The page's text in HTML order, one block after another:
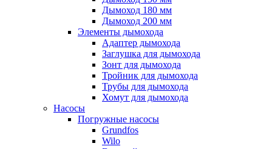
Дымоход 180 мм
Дымоход 200 мм
Элементы дымохода
Адаптер дымохода
Заглушка для дымохода
Зонт для дымохода
Тройник для дымохода
Трубы для дымохода
Хомут для дымохода
Насосы
Погружные насосы
Grundfos
Wilo